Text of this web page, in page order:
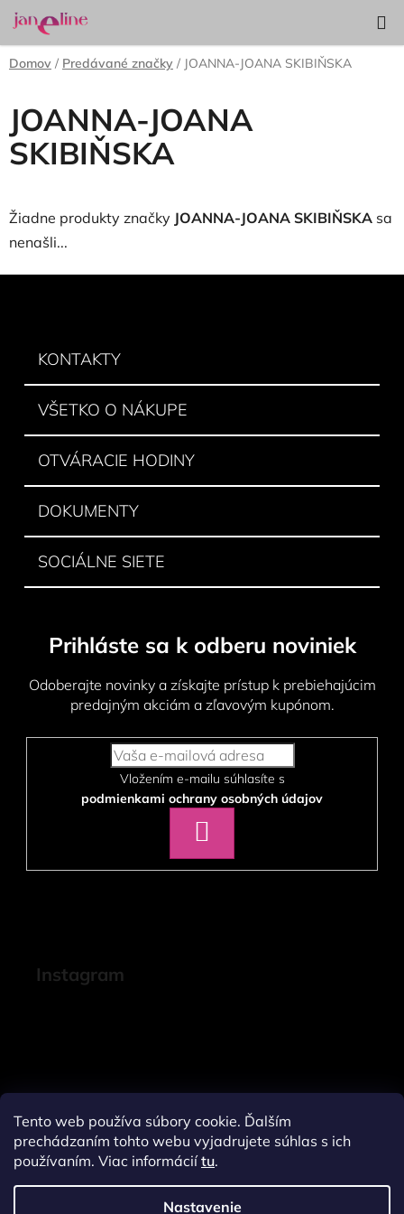
Tento web používa súbory cookie. Ďalším
prechádzaním tohto webu vyjadrujete súhlas s ich
používaním. Viac informáciítu.
Nastavenie
Prejsť
na
obsah
KOŠÍK
Domov / Predávané značky / JOANNA-JOANA SKIBIŇSKA
JOANNA-JOANA
SKIBIŇSKA
Žiadne produkty značky JOANNA-JOANA SKIBIŇSKA sa
nenašli...
KONTAKTY
VŠETKO O NÁKUPE
OTVÁRACIE HODINY
DOKUMENTY
SOCIÁLNE SIETE
Prihláste sa k odberu noviniek
Odoberajte novinky a získajte prístup k prebiehajúcim
predajným akciám a zľavovým kupónom.
podmienkami ochrany osobných údajov
SA
Instagram